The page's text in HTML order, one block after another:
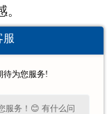
需要从技术实
行业口碑等多
服
待为您服务!
服务！😊 有什么问